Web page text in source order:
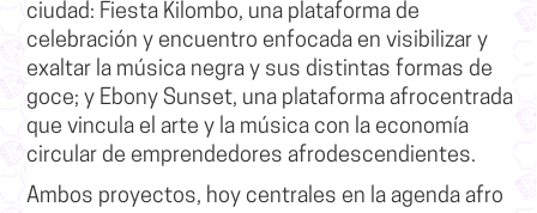
ciudad: Fiesta Kilombo, una plataforma de
celebración y encuentro enfocada en visibilizar y
exaltar la música negra y sus distintas formas de
goce; y Ebony Sunset, una plataforma afrocentrada
que vincula el arte y la música con la economía
circular de emprendedores afrodescendientes.
Ambos proyectos, hoy centrales en la agenda afro